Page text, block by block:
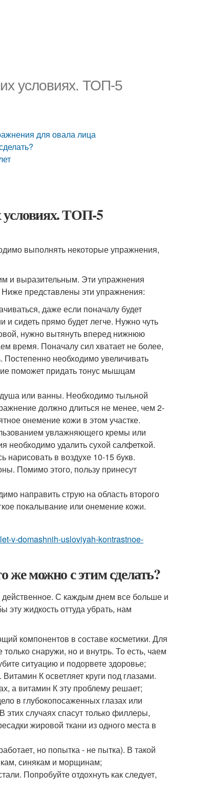
условиях. ТОП-5
для овала лица
условиях. ТОП-5
выполнять некоторые упражнения,
и выразительным. Эти упражнения
представлены эти упражнения:
даже если поначалу будет
сидеть прямо будет легче. Нужно чуть
нужно вытянуть вперед нижнюю
время. Поначалу сил хватает не более,
Постепенно необходимо увеличивать
поможет придать тонус мышцам
или ванны. Необходимо тыльной
должно длиться не менее, чем 2-
онемение кожи в этом участке.
увлажняющего кремы или
удалить сухой салфеткой.
в воздухе 10-15 букв.
Помимо этого, пользу принесут
направить струю на область второго
покалывание или онемение кожи.
v-domashnih-usloviyah-kontrastnoe-
же можно с этим сделать?
С каждым днем все больше и
эту жидкость оттуда убрать, нам
компонентов в составе косметики. Для
снаружи, но и внутрь. То есть, чаем
ситуацию и подорвете здоровье;
К осветляет круги под глазами.
а витамин К эту проблему решает;
в глубокопосаженных глазах или
этих случаях спасут только филлеры,
жировой ткани из одного места в
но попытка - не пытка). В такой
синякам и морщинам;
Попробуйте отдохнуть как следует,